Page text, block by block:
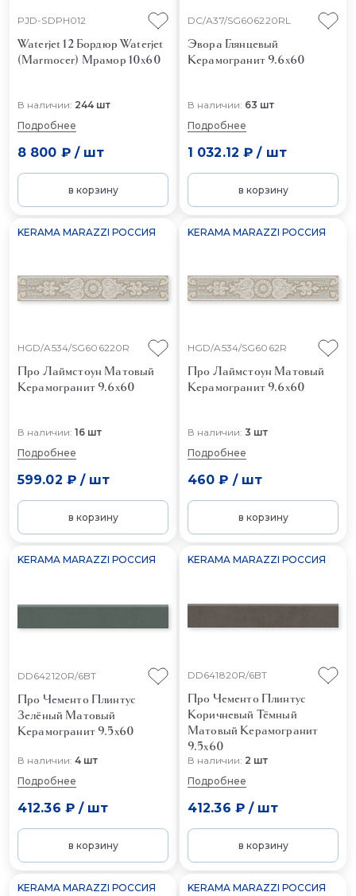
PJD-SDPH012
Waterjet 12 Бордюр Waterjet
(Marmocer) Мрамор 10x60
В наличии: 244 шт
Подробнее
8 800 ₽/ шт
в корзину
DC/A37/SG606220RL
Эвора Глянцевый
Керамогранит 9.6x60
В наличии: 63 шт
Подробнее
1 032.12 ₽ / шт
в корзину
KERAMA MARAZZI РОССИЯ
HGD/A534/SG606220R
Про Лаймстоун Матовый
Керамогранит 9.6x60
В наличии: 16 шт
Подробнее
599.02 ₽/ шт
в корзину
KERAMA MARAZZI РОССИЯ
HGD/A534/SG6062R
Про Лаймстоун Матовый
Керамогранит 9.6x60
В наличии: 3 шт
Подробнее
460 ₽ / шт
в корзину
KERAMA MARAZZI РОССИЯ
DD642120R/6BT
Про Чементо Плинтус
Зелёный Матовый
Керамогранит 9.5x60
В наличии: 4 шт
Подробнее
412.36 ₽/ шт
в корзину
KERAMA MARAZZI РОССИЯ
DD641820R/6BT
Про Чементо Плинтус
Коричневый Тёмный
Матовый Керамогранит
9.5x60
В наличии: 2 шт
Подробнее
412.36 ₽/ шт
в корзину
KERAMA MARAZZI РОССИЯ KERAMA MARAZZI РОССИЯ